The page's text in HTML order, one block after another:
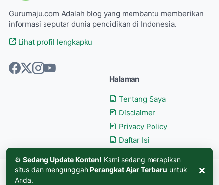
Gurumaju.com Adalah blog yang membantu memberikan
informasi seputar dunia pendidikan di Indonesia.
Lihat profil lengkapku
⚙️ Sedang Update Konten! Kami sedang merapikan
situs dan mengunggah Perangkat Ajar Terbaru untuk
Anda.
×
Halaman
Tentang Saya
Disclaimer
Privacy Policy
Daftar Isi